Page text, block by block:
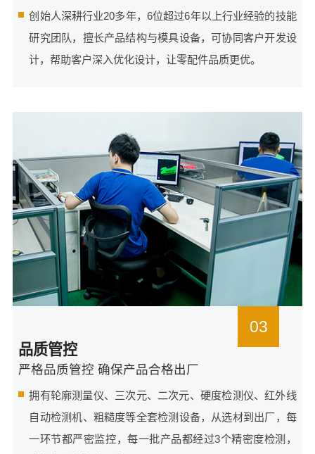
创始人深耕行业20多年，6位超过6年以上行业经验的技能
研究团队，擅长产品结构与模具设备，可协同客户开发设
计，帮助客户深入优化设计，让零配件品质更优。
03
品质管控
严格品质管控 确保产品合格出厂
拥有轮廓测量仪、三次元、二次元、硬度检测仪、红外线
自动检测机、粗糙度等全套检测设备，从选材到出厂，每
一环节都严密监控，每一批产品都经过3个精密度检测，